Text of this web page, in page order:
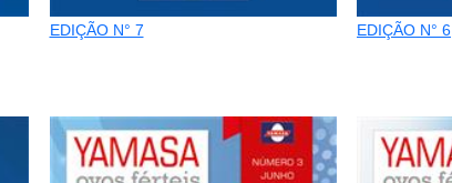
EDIÇÃO N° 7 EDIÇÃO N° 6